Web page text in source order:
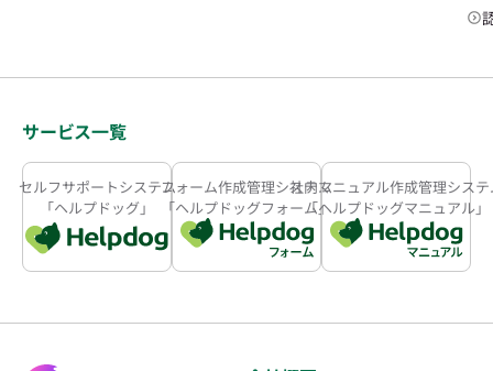
サービス一覧
セルフサポートシステム
「ヘルプドッグ」
フォーム作成管理システム
「ヘルプドッグフォーム」
社内マニュアル作成管理システ
「ヘルプドッグマニュアル」